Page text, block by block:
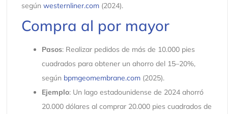
según westernliner.com(2024).
Compra al por mayor
Pasos: Realizar pedidos de más de 10.000 pies
cuadrados para obtener un ahorro del 15–20%,
según bpmgeomembrane.com(2025).
Ejemplo: Un lago estadounidense de 2024 ahorró
20.000 dólares al comprar 20.000 pies cuadrados de